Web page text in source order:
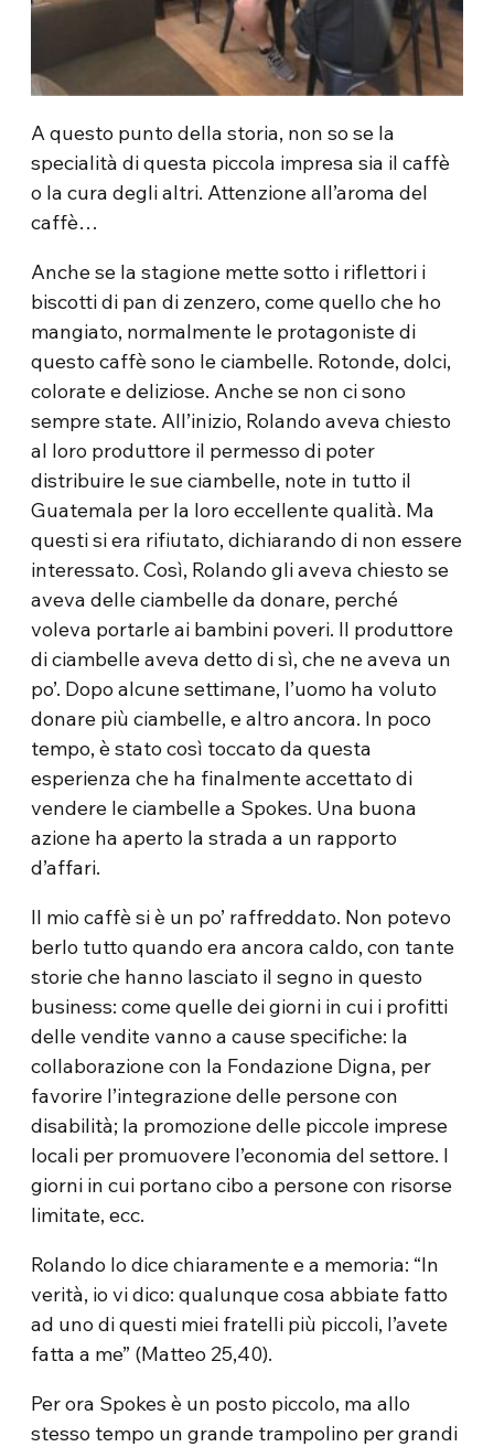
A questo punto della storia, non so se la
specialità di questa piccola impresa sia il caffè
o la cura degli altri. Attenzione all’aroma del
caffè…
Anche se la stagione mette sotto i riflettori i
biscotti di pan di zenzero, come quello che ho
mangiato, normalmente le protagoniste di
questo caffè sono le ciambelle. Rotonde, dolci,
colorate e deliziose. Anche se non ci sono
sempre state. All’inizio, Rolando aveva chiesto
al loro produttore il permesso di poter
distribuire le sue ciambelle, note in tutto il
Guatemala per la loro eccellente qualità. Ma
questi si era rifiutato, dichiarando di non essere
interessato. Così, Rolando gli aveva chiesto se
aveva delle ciambelle da donare, perché
voleva portarle ai bambini poveri. Il produttore
di ciambelle aveva detto di sì, che ne aveva un
po’. Dopo alcune settimane, l’uomo ha voluto
donare più ciambelle, e altro ancora. In poco
tempo, è stato così toccato da questa
esperienza che ha finalmente accettato di
vendere le ciambelle a Spokes. Una buona
azione ha aperto la strada a un rapporto
d’affari.
Il mio caffè si è un po’ raffreddato. Non potevo
berlo tutto quando era ancora caldo, con tante
storie che hanno lasciato il segno in questo
business: come quelle dei giorni in cui i profitti
delle vendite vanno a cause specifiche: la
collaborazione con la Fondazione Digna, per
favorire l’integrazione delle persone con
disabilità; la promozione delle piccole imprese
locali per promuovere l’economia del settore. I
giorni in cui portano cibo a persone con risorse
limitate, ecc.
Rolando lo dice chiaramente e a memoria: “In
verità, io vi dico: qualunque cosa abbiate fatto
ad uno di questi miei fratelli più piccoli, l’avete
fatta a me” (Matteo 25,40).
Per ora Spokes è un posto piccolo, ma allo
stesso tempo un grande trampolino per grandi